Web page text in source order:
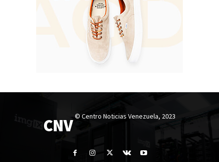
CNV © Centro Noticias Venezuela, 2023